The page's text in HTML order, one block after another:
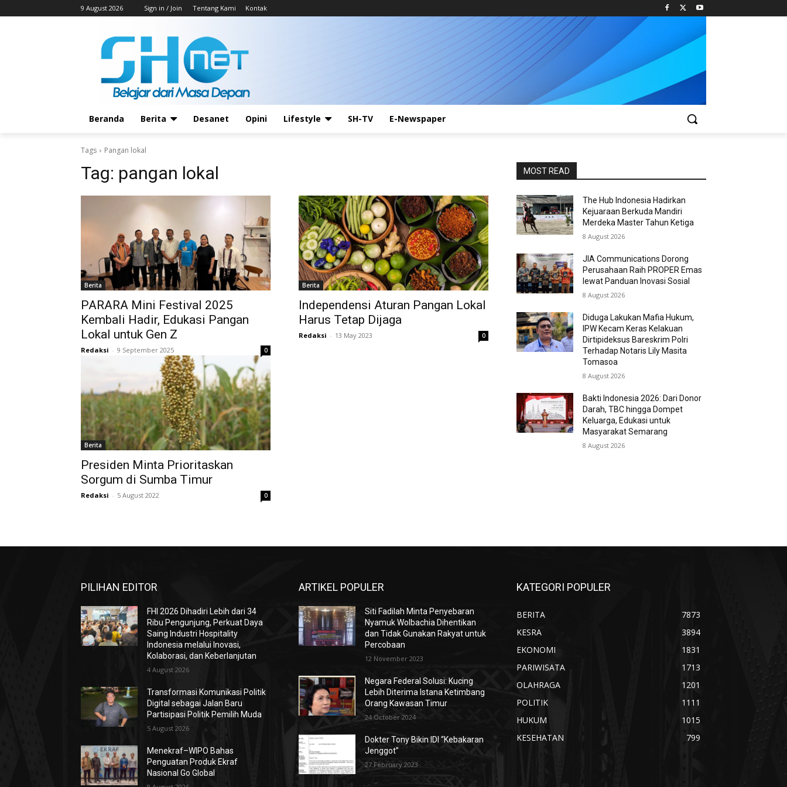
9 August 2026 Sign in / Join Tentang Kami Kontak
Beranda Berita Desanet Opini Lifestyle SH-TV E-Newspaper
Tags Pangan lokal
Tag: pangan lokal
Berita
PARARA Mini Festival 2025
Kembali Hadir, Edukasi Pangan
Lokal untuk Gen Z
Redaksi - 9 September 2025 0
Berita
Independensi Aturan Pangan Lokal
Harus Tetap Dijaga
Redaksi - 13 May 2023 0
Berita
Presiden Minta Prioritaskan
Sorgum di Sumba Timur
Redaksi - 5 August 2022 0
MOST READ
The Hub Indonesia Hadirkan
Kejuaraan Berkuda Mandiri
Merdeka Master Tahun Ketiga
8 August 2026
JIA Communications Dorong
Perusahaan Raih PROPER Emas
lewat Panduan Inovasi Sosial
8 August 2026
Diduga Lakukan Mafia Hukum,
IPW Kecam Keras Kelakuan
Dirtipideksus Bareskrim Polri
Terhadap Notaris Lily Masita
Tomasoa
8 August 2026
Bakti Indonesia 2026: Dari Donor
Darah, TBC hingga Dompet
Keluarga, Edukasi untuk
Masyarakat Semarang
8 August 2026
PILIHAN EDITOR
FHI 2026 Dihadiri Lebih dari 34
Ribu Pengunjung, Perkuat Daya
Saing Industri Hospitality
Indonesia melalui Inovasi,
Kolaborasi, dan Keberlanjutan
4 August 2026
Transformasi Komunikasi Politik
Digital sebagai Jalan Baru
Partisipasi Politik Pemilih Muda
5 August 2026
Menekraf–WIPO Bahas
Penguatan Produk Ekraf
Nasional Go Global
ARTIKEL POPULER
Siti Fadilah Minta Penyebaran
Nyamuk Wolbachia Dihentikan
dan Tidak Gunakan Rakyat untuk
Percobaan
12 November 2023
Negara Federal Solusi: Kucing
Lebih Diterima Istana Ketimbang
Orang Kawasan Timur
24 October 2024
Dokter Tony Bikin IDI “Kebakaran
Jenggot”
27 February 2023
KATEGORI POPULER
BERITA
7873
KESRA
3894
EKONOMI
1831
PARIWISATA
1713
OLAHRAGA
1201
POLITIK
1111
HUKUM
1015
KESEHATAN
799